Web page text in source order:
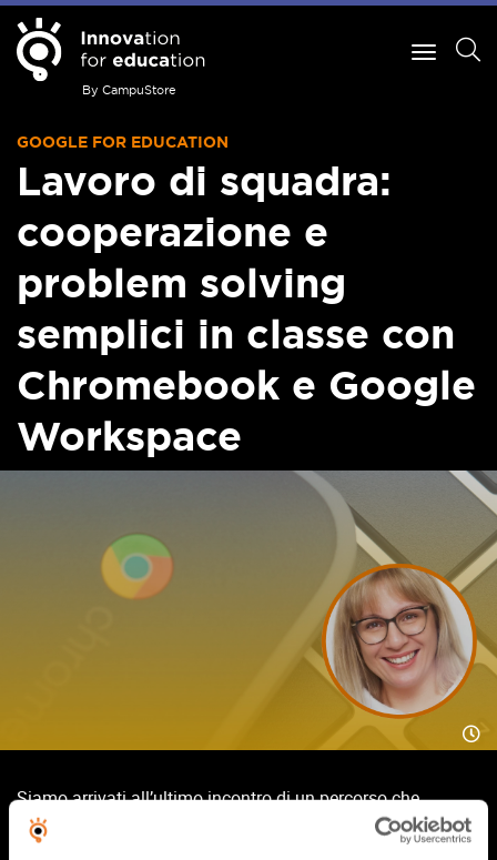
By CampuStore
GOOGLE FOR EDUCATION
Lavoro di squadra:
cooperazione e
problem solving
semplici in classe con
Chromebook e Google
Workspace
Siamo arrivati all’ultimo incontro di un percorso che
abbiamo dedicato alle novità di Google for Education per le
scuole.